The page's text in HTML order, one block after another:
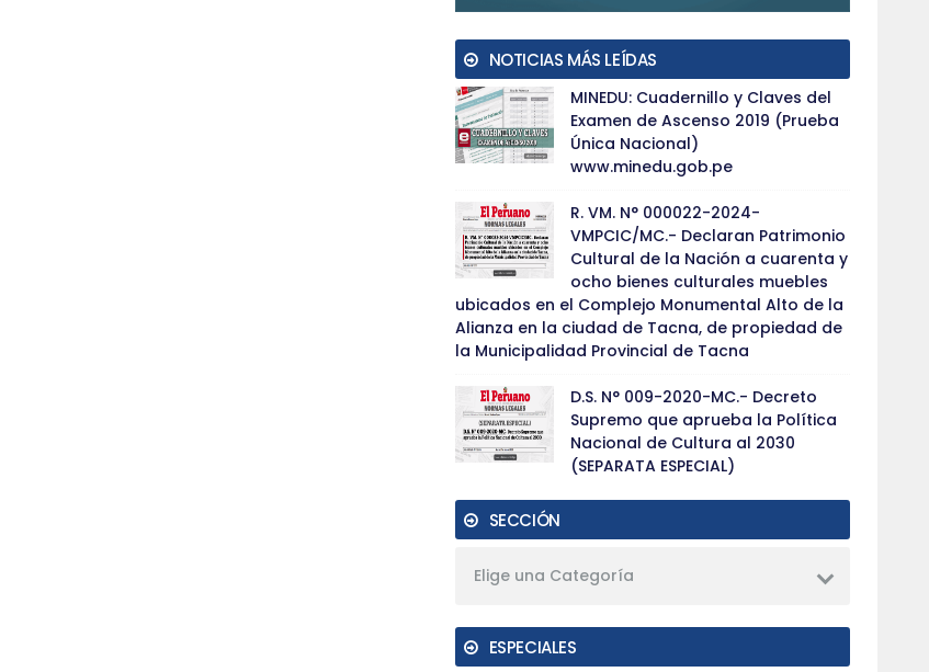
NOTICIAS MÁS LEÍDAS
MINEDU: Cuadernillo y Claves del
Examen de Ascenso 2019 (Prueba
Única Nacional)
www.minedu.gob.pe
R. VM. N° 000022-2024-
VMPCIC/MC.- Declaran Patrimonio
Cultural de la Nación a cuarenta y
ocho bienes culturales muebles
ubicados en el Complejo Monumental Alto de la
Alianza en la ciudad de Tacna, de propiedad de
la Municipalidad Provincial de Tacna
D.S. N° 009-2020-MC.- Decreto
Supremo que aprueba la Política
Nacional de Cultura al 2030
(SEPARATA ESPECIAL)
SECCIÓN
Elige una Categoría
ESPECIALES